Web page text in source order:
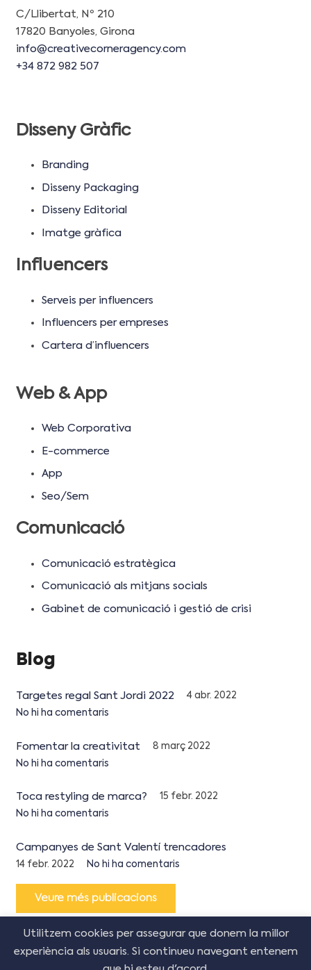
C/Llibertat, Nº 210
17820 Banyoles, Girona
info@creativecorneragency.com
+34 872 982 507
Disseny Gràfic
Branding
Disseny Packaging
Disseny Editorial
Imatge gràfica
Influencers
Serveis per influencers
Influencers per empreses
Cartera d’influencers
Web & App
Web Corporativa
E-commerce
App
Seo/Sem
Comunicació
Comunicació estratègica
Comunicació als mitjans socials
Gabinet de comunicació i gestió de crisi
Blog
Targetes regal Sant Jordi 2022
4 abr. 2022
No hi ha comentaris
Fomentar la creativitat
8 març 2022
No hi ha comentaris
Toca restyling de marca?
15 febr. 2022
No hi ha comentaris
Campanyes de Sant Valentí trencadores
14 febr. 2022 No hi ha comentaris
Veure més publicacions
Utilitzem cookies per assegurar que donem la millor
experiència als usuaris. Si continueu navegant entenem